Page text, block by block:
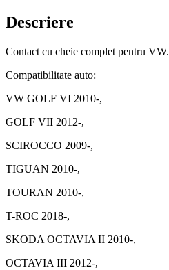
Descriere
Contact cu cheie complet pentru VW.
Compatibilitate auto:
VW GOLF VI 2010-,
GOLF VII 2012-,
SCIROCCO 2009-,
TIGUAN 2010-,
TOURAN 2010-,
T-ROC 2018-,
SKODA OCTAVIA II 2010-,
OCTAVIA III 2012-,